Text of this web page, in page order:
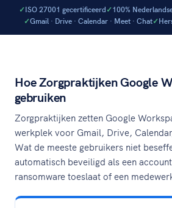
ISO 27001 gecertificeerd 100%
Gmail · Drive · Calendar · Meet · Chat
Hoe Zorgpraktijken Google
gebruiken
Zorgpraktijken zetten Google
werkplek voor Gmail, Drive,
Wat de meeste gebruikers niet
automatisch beveiligd als een
ransomware toeslaat of een